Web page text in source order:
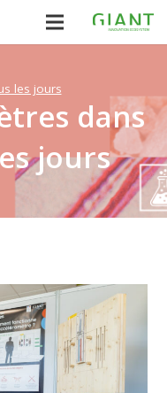
dans
jours
les jours